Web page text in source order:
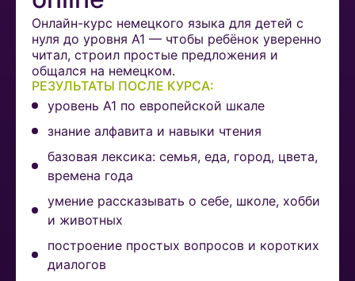
Онлайн-курс немецкого языка для детей с
нуля до уровня A1 — чтобы ребёнок уверенно
читал, строил простые предложения и
общался на немецком.
РЕЗУЛЬТАТЫ ПОСЛЕ КУРСА:
уровень A1 по европейской шкале
знание алфавита и навыки чтения
базовая лексика: семья, еда, город, цвета,
времена года
умение рассказывать о себе, школе, хобби
и животных
построение простых вопросов и коротких
диалогов